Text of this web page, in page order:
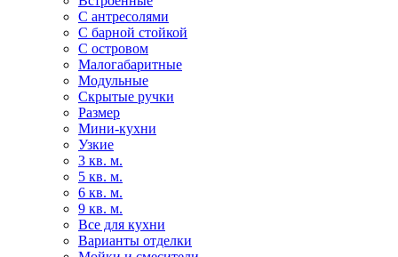
С антресолями
С барной стойкой
С островом
Малогабаритные
Модульные
Скрытые ручки
Размер
Мини-кухни
Узкие
3 кв. м.
5 кв. м.
6 кв. м.
9 кв. м.
Все для кухни
Варианты отделки